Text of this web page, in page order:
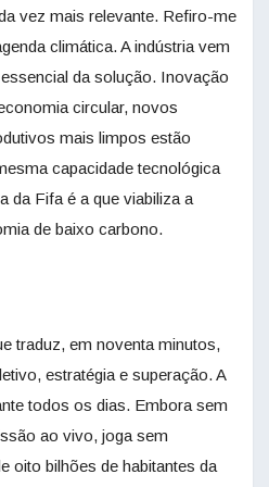
vez mais relevante. Refiro-me
climática. A indústria vem
da solução. Inovação
circular, novos
mais limpos estão
capacidade tecnológica
da Fifa é a que viabiliza a
de baixo carbono.
traduz, em noventa minutos,
estratégia e superação. A
todos os dias. Embora sem
ao vivo, joga sem
oito bilhões de habitantes da